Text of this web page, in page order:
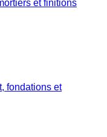
et finitions
fondations et